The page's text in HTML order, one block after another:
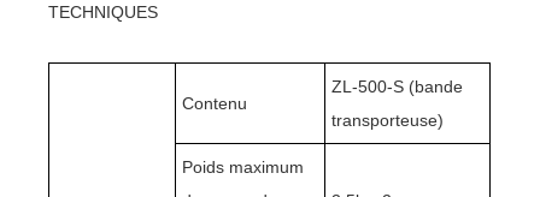
TECHNIQUES
Contenu
ZL-500-S (bande
transporteuse)
Poids maximum